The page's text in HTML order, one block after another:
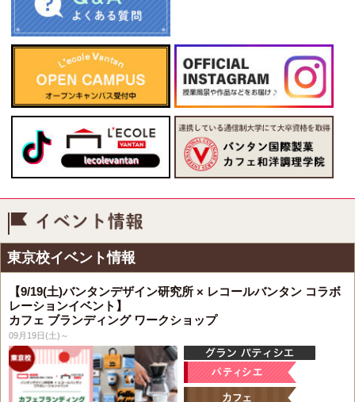
東京校イベント情報
【9/19(土)バンタンデザイン研究所 × レコールバンタン コラボ
レーションイベント】
カフェ ブランディング ワークショップ
09月19日(土)～